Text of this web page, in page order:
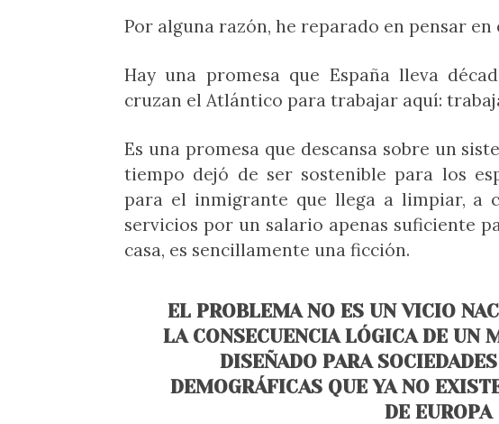
Por alguna razón, he reparado en pensar en
Hay una promesa que España lleva
cruzan el Atlántico para trabajar aquí:
Es una promesa que descansa sobre un
tiempo dejó de ser sostenible para los
para el inmigrante que llega a limpiar, a
servicios por un salario apenas suficiente
casa, es sencillamente una ficción.
EL PROBLEMA NO ES UN VICIO
LA CONSECUENCIA LÓGICA DE UN
DISEÑADO PARA
DEMOGRÁFICAS QUE YA NO
DE EUROPA